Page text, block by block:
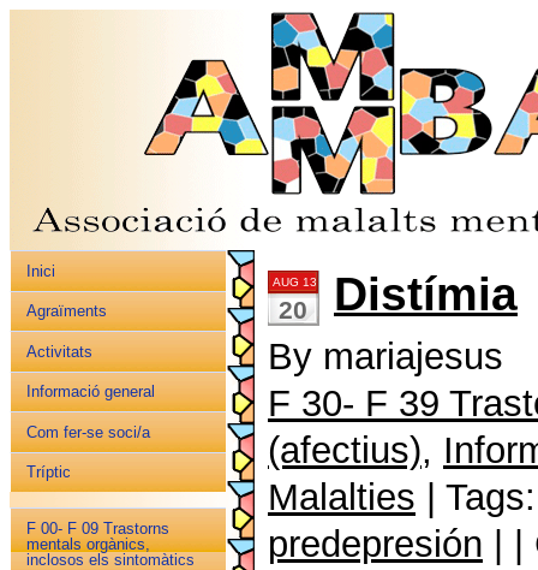
Inici
Agraïments
Activitats
Informació general
Com fer-se soci/a
Tríptic
F 00- F 09 Trastorns
mentals orgànics,
inclosos els sintomàtics
AUG 13
20 Distímia
By mariajesus
F 30- F 39
(afectius),
Malalties |
predepresión |